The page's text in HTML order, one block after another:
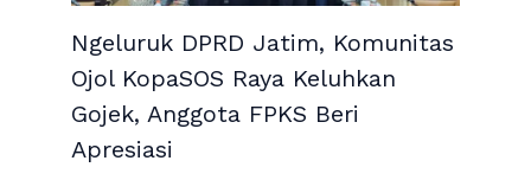
Ngeluruk DPRD Jatim, Komunitas
Ojol KopaSOS Raya Keluhkan
Gojek, Anggota FPKS Beri
Apresiasi